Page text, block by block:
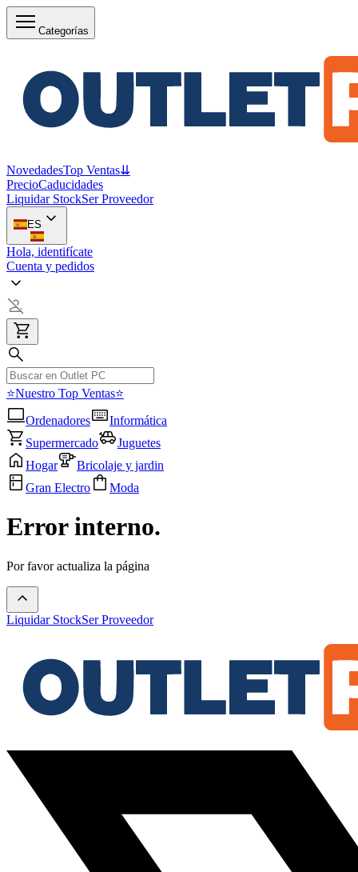
Categorías
NovedadesTop Ventas⇊
PrecioCaducidades
Liquidar StockSer Proveedor
ES
Hola, identifícate
Cuenta y pedidos
⭐Nuestro Top Ventas⭐
Ordenadores
Informática
Supermercado
Juguetes
Hogar
Bricolaje y jardin
Gran Electro
Moda
Error interno.
Por favor actualiza la página
Liquidar StockSer Proveedor